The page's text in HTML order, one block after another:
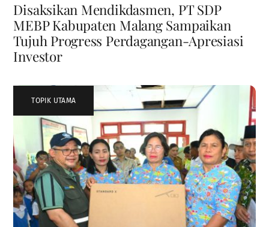
Disaksikan Mendikdasmen, PT SDP
MEBP Kabupaten Malang Sampaikan
Tujuh Progress Perdagangan-Apresiasi
Investor
TOPIK UTAMA